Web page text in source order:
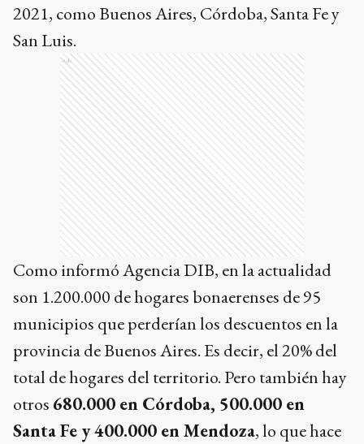
2021, como Buenos Aires, Córdoba, Santa Fe y
San Luis.
Ads
Como informó Agencia DIB, en la actualidad
son 1.200.000 de hogares bonaerenses de 95
municipios que perderían los descuentos en la
provincia de Buenos Aires. Es decir, el 20% del
total de hogares del territorio. Pero también hay
otros 680.000 en Córdoba, 500.000 en
Santa Fe y 400.000 en Mendoza, lo que hace